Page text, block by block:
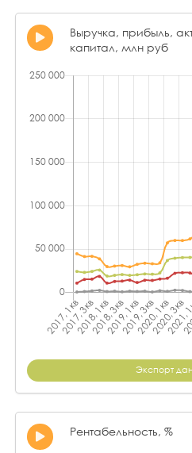
Выручка, прибыль,
капитал, млн руб
Экспорт
Рентабельность, %